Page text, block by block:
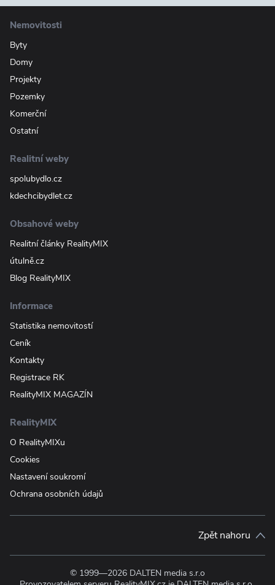
Nemovitosti
Byty
Domy
Projekty
Pozemky
Komerční
Ostatní
Realitní weby
spolubydlo.cz
kdechcibydlet.cz
Obsahové weby
Realitní články RealityMIX
útulně.cz
Blog RealityMIX
Informace
Statistika nemovitostí
Ceník
Kontakty
Registrace RK
RealityMIX MAGAZÍN
RealityMIX
O RealityMIXu
Cookies
Nastavení soukromí
Ochrana osobních údajů
Zpět nahoru
© 1999—2026 DALTEN media s.r.o